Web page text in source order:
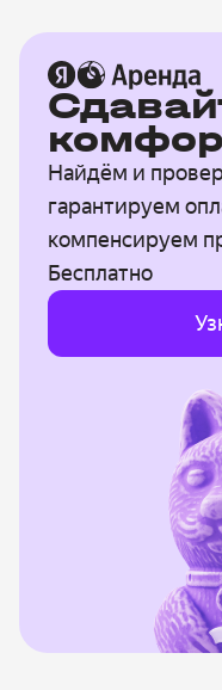
Найдём и
гарантируем
компенсируем
Бесплатно